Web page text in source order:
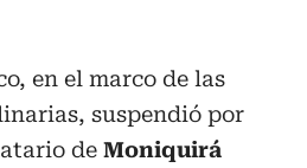
en el marco de las
suspendió por
de Moniquirá